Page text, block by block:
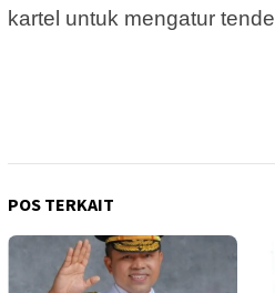
kartel untuk mengatur
POS TERKAIT